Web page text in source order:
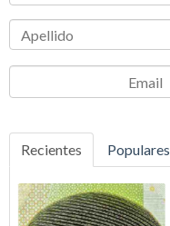
Recientes Populares